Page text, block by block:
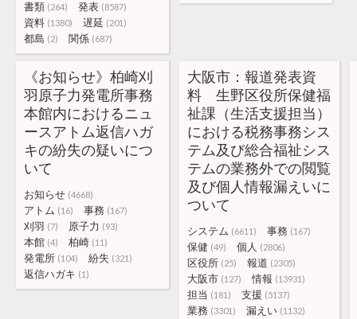
書類 (264) 発表 (8587)
資料 (1380) 遅延 (201)
都島 (2) 関係 (687)
《お知らせ》柏崎刈
羽原子力発電所事務
本館内におけるニュ
ースアトム返信ハガ
キの紛失の疑いにつ
いて
お知らせ (4668)
アトム (16) 事務 (167)
刈羽 (7) 原子力 (93)
本館 (4) 柏崎 (11)
発電所 (104) 紛失 (321)
返信ハガキ (1)
大阪市：報道発表資
料 生野区役所保健福
祉課（生活支援担当）
における税務事務シス
テム及び総合福祉シス
テムの業務外での閲覧
及び個人情報漏えいに
ついて
システム (6611) 事務 (167)
保健 (49) 個人 (2806)
区役所 (25) 報道 (2305)
大阪市 (127) 情報 (13931)
担当 (181) 支援 (5137)
業務 (3301) 漏えい (1132)